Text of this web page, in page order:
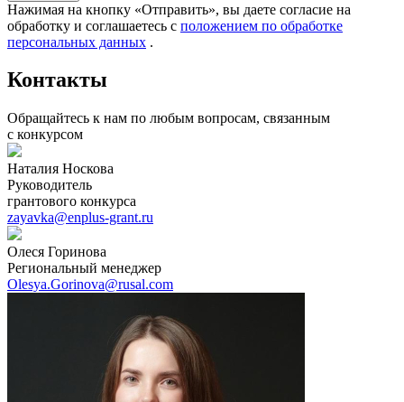
Нажимая на кнопку «Отправить», вы даете согласие на
обработку и соглашаетесь c положением по обработке
персональных данных .
Контакты
Обращайтесь к нам по любым вопросам, связанным
с конкурсом
Наталия Носкова
Руководитель
грантового конкурса
zayavka@enplus-grant.ru
Олеся Горинова
Региональный менеджер
Olesya.Gorinova@rusal.com